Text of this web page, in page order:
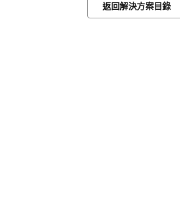
返回解決方案目錄